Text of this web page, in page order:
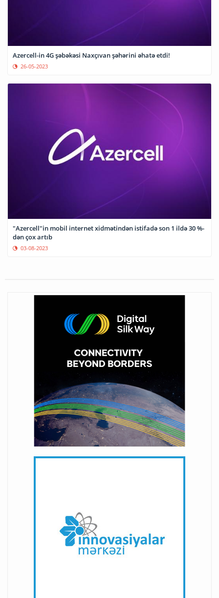
Azercell-in 4G şəbəkəsi Naxçıvan şəhərini əhatə etdi!
26-05-2023
"Azercell"in mobil internet xidmətindən istifadə son 1 ildə 30 %-
dən çox artıb
03-08-2023